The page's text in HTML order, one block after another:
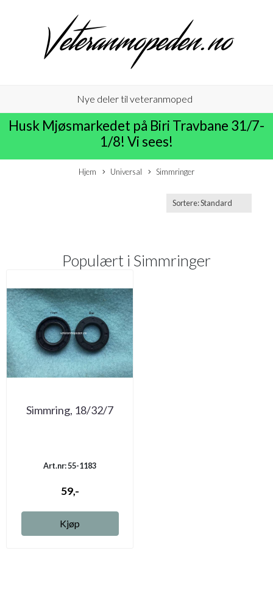
Nye deler til veteranmoped
Husk Mjøsmarkedet på Biri Travbane 31/7-
1/8! Vi sees!
Hjem Universal Simmringer
Populært i Simmringer
Simmring, 18/32/7
Art.nr: 55-1183
59,-
Kjøp